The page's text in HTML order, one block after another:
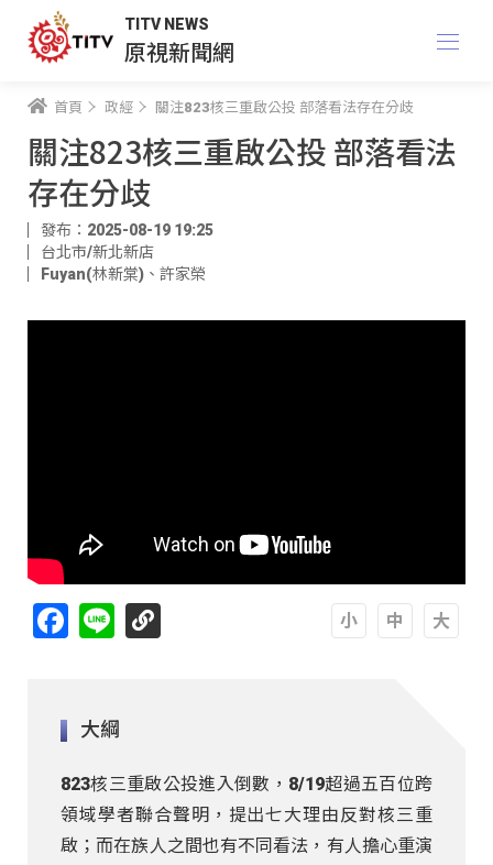
TITV NEWS
原視新聞網
首頁 政經 關注823核三重啟公投 部落看法存在分歧
關注823核三重啟公投 部落看法
存在分歧
發布：2025-08-19 19:25
台北市/新北新店
Fuyan(林新棠) 、 許家榮
Facebook
Line
大綱
823核三重啟公投進入倒數，8/19超過五百位跨
領域學者聯合聲明，提出七大理由反對核三重
啟；而在族人之間也有不同看法，有人擔心重演